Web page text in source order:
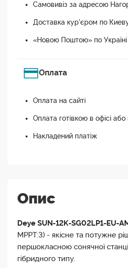
Самовивіз за адресою
Доставка кур'єром по
«Новою Поштою» по Україні
Оплата
Оплата на сайті
Оплата готівкою в офісі
Накладений платіж
Опис
Deye SUN-12K-SG02LP1-EU-
MPPT:3) - якісне та потужне
першокласною сонячної
гібридного типу.